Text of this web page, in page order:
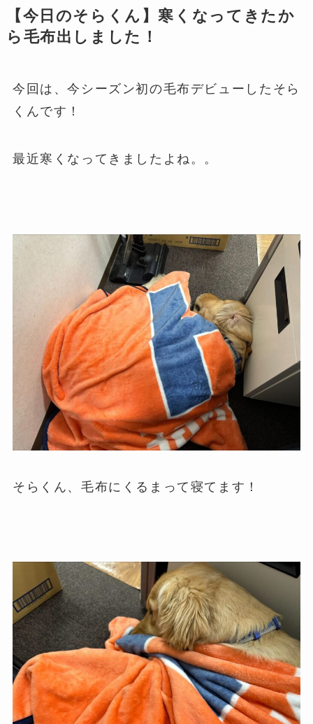
【今日のそらくん】寒くなってきたか
ら毛布出しました！
今回は、今シーズン初の毛布デビューしたそら
くんです！
最近寒くなってきましたよね。。
そらくん、毛布にくるまって寝てます！